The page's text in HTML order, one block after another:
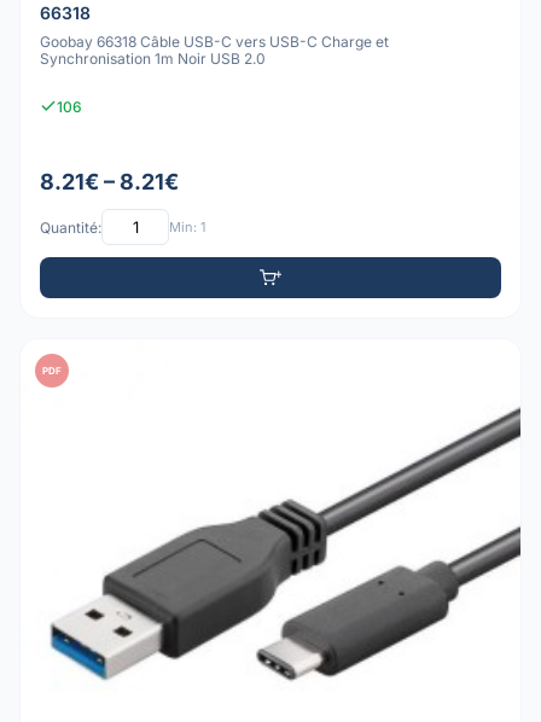
66318
Goobay 66318 Câble USB-C vers USB-C Charge et
Synchronisation 1m Noir USB 2.0
106
8.21€ – 8.21€
Quantité: Min: 1
PDF